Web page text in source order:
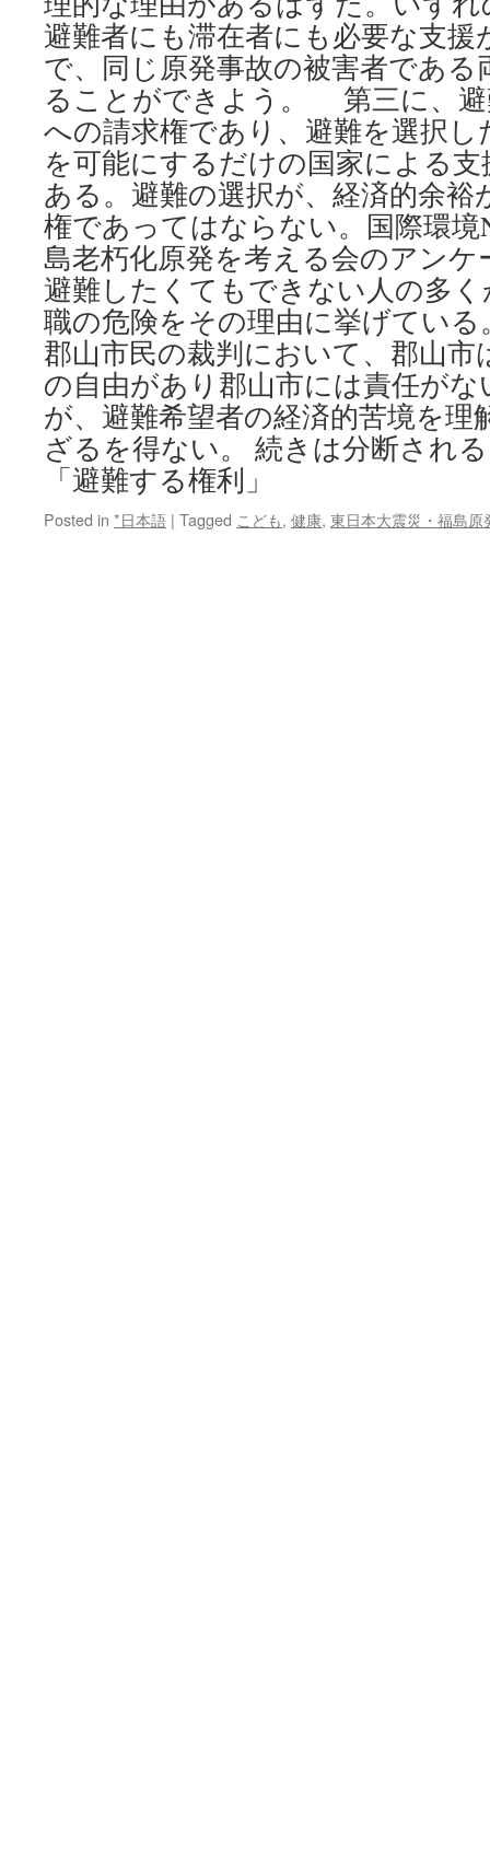
避難者にも滞在者にも必要な支
で、同じ原発事故の被害者である
ることができよう。 第三に、避
への請求権であり、避難を選択
を可能にするだけの国家による
ある。避難の選択が、経済的余裕
権であってはならない。国際環境
島老朽化原発を考える会のアン
避難したくてもできない人の多
職の危険をその理由に挙げてい
郡山市民の裁判において、郡山
の自由があり郡山市には責任が
が、避難希望者の経済的苦境を
ざるを得ない。 続きは分断され
「避難する権利」
Posted in *日本語 | Tagged こども, 健康, 東日本大震災・福島原